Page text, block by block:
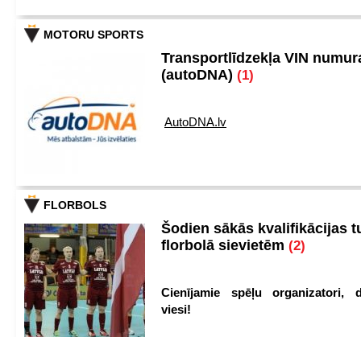
MOTORU SPORTS
Transportlīdzekļa VIN
(autoDNA) (1)
AutoDNA.lv
FLORBOLS
Šodien sākās kvalifikācijas
florbolā sievietēm (2)
Cienījamie spēļu organizatori,
viesi!